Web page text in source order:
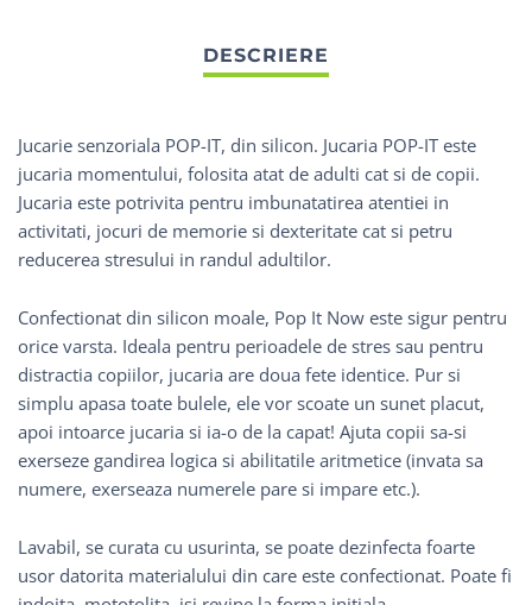
Jucarie senzoriala POP-IT, din silicon. Jucaria POP-IT este
jucaria momentului, folosita atat de adulti cat si de copii.
Jucaria este potrivita pentru imbunatatirea atentiei in
activitati, jocuri de memorie si dexteritate cat si petru
reducerea stresului in randul adultilor.
Confectionat din silicon moale, Pop It Now este sigur pentru
orice varsta. Ideala pentru perioadele de stres sau pentru
distractia copiilor, jucaria are doua fete identice. Pur si
simplu apasa toate bulele, ele vor scoate un sunet placut,
apoi intoarce jucaria si ia-o de la capat! Ajuta copii sa-si
exerseze gandirea logica si abilitatile aritmetice (invata sa
numere, exerseaza numerele pare si impare etc.).
Lavabil, se curata cu usurinta, se poate dezinfecta foarte
usor datorita materialului din care este confectionat. Poate fi